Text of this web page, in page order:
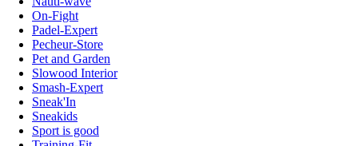
On-Fight
Padel-Expert
Pecheur-Store
Pet and Garden
Slowood Interior
Smash-Expert
Sneak'In
Sneakids
Sport is good